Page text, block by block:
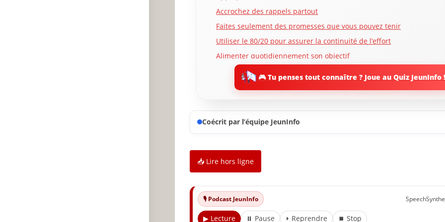
Accrochez des rappels partout
Faites seulement des promesses que vous pouvez tenir
Utiliser le 80/20 pour assurer la continuité de l’effort
Alimenter quotidiennement son objectif
Récompensez-vous lorsque vous accomplissez quelque chose
Continuez même si vous faites une erreur
Tenez-vous responsable
Donnez-vous le temps de voir des changements
Mettez en place des limites pour vos engagements
Améliorez votre volonté
Éliminez les pensées négatives
🎮 Tu penses tout connaître ? Joue au Quiz JeunInfo !
Coécrit par l’équipe JeunInfo
📥 Lire hors ligne
🎙️ Podcast JeunInfo
▶ Lecture ⏸ Pause ⏵ Reprendre ⏹ Stop